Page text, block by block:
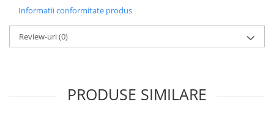
Informatii conformitate produs
Review-uri(0)
PRODUSE SIMILARE